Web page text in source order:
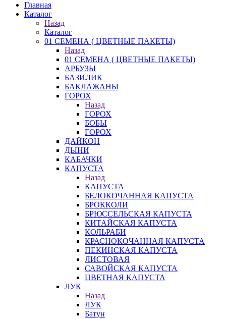
Главная
Каталог
Назад
Каталог
01 СЕМЕНА ( ЦВЕТНЫЕ ПАКЕТЫ)
Назад
01 СЕМЕНА ( ЦВЕТНЫЕ ПАКЕТЫ)
АРБУЗЫ
БАЗИЛИК
БАКЛАЖАНЫ
ГОРОХ
Назад
ГОРОХ
БОБЫ
ГОРОХ
ДАЙКОН
ДЫНИ
КАБАЧКИ
КАПУСТА
Назад
КАПУСТА
БЕЛОКОЧАННАЯ КАПУСТА
БРОККОЛИ
БРЮССЕЛЬСКАЯ КАПУСТА
КИТАЙСКАЯ КАПУСТА
КОЛЬРАБИ
КРАСНОКОЧАННАЯ КАПУСТА
ПЕКИНСКАЯ КАПУСТА
ЛИСТОВАЯ
САВОЙСКАЯ КАПУСТА
ЦВЕТНАЯ КАПУСТА
ЛУК
Назад
ЛУК
Батун